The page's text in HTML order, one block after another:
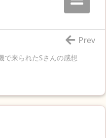
で来られたSさんの感想
Prev